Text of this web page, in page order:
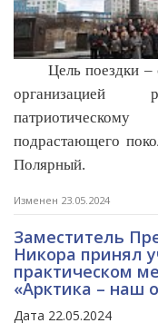
Цель поездки –
подрастающего
Полярный.
Изменен 23.05.2024
Заместитель
Никора принял
практическом
«Арктика – наш
Дата 22.05.2024